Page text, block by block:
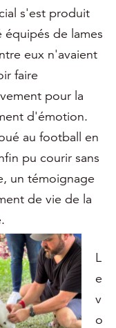
s'est produit
de lames
eux n'avaient
faire
pour la
d'émotion.
au football en
pu courir sans
un témoignage
de vie de la
L
e
v
o